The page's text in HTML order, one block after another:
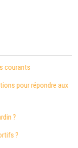
courants
pour répondre aux
?
?